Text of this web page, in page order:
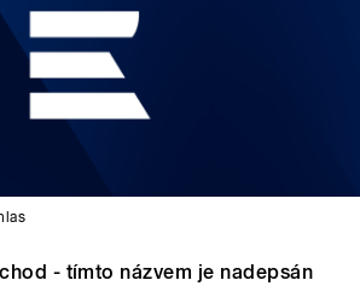
- tímto názvem je nadepsán